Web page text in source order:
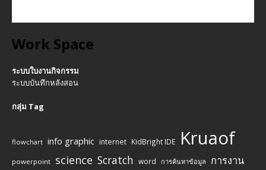
Work Space
ระบบใบงานกิจกรรม
ระบบบันทึกหลังสอน
กลุ่ม Tag
flowchart info graphic internet KidBright IDE Kruaof
powerpoint science Scratch word การค้นหาข้อมูล
การงาน